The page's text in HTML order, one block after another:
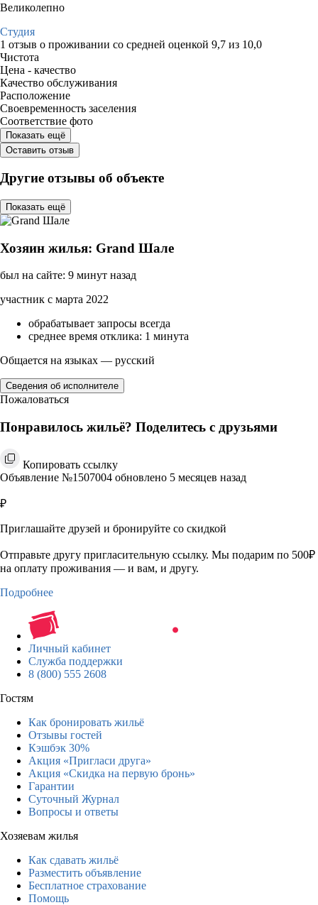
Великолепно
Студия
1 отзыв о проживании со средней оценкой 9,7 из 10,0
Чистота
Цена - качество
Качество обслуживания
Расположение
Своевременность заселения
Соответствие фото
Показать ещё
Оставить отзыв
Другие отзывы об объекте
Показать ещё
Хозяин жилья: Grand Шале
был на сайте: 9 минут назад
участник с марта 2022
обрабатывает запросы всегда
среднее время отклика: 1 минута
Общается на языках — русский
Сведения об исполнителе
Пожаловаться
Понравилось жильё? Поделитесь с друзьями
Копировать ссылку
Объявление №1507004 обновлено 5 месяцев назад
₽
Приглашайте друзей и бронируйте со скидкой
Отправьте другу пригласительную ссылку. Мы подарим по 500₽
на оплату проживания — и вам, и другу.
Подробнее
Личный кабинет
Служба поддержки
8 (800) 555 2608
Гостям
Как бронировать жильё
Отзывы гостей
Кэшбэк 30%
Акция «Пригласи друга»
Акция «Скидка на первую бронь»
Гарантии
Суточный Журнал
Вопросы и ответы
Хозяевам жилья
Как сдавать жильё
Разместить объявление
Бесплатное страхование
Помощь